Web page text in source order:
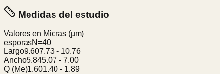
Medidas del estudio
Valores en Micras (µm)
esporasN=40
Largo9.607.73 - 10.76
Ancho5.845.07 - 7.00
Q (Me)1.601.40 - 1.89